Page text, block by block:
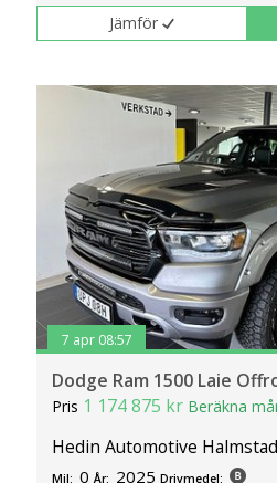
klickar du på Anpassa. Du kan
inställningar för cookies.
Jämför
7 apr 08:57
Dodge Ram 1500 Laie
Pris 1 174 875 kr Beräkna
Hedin Automotive
Mil: 0 År: 2025 Drivmedel: